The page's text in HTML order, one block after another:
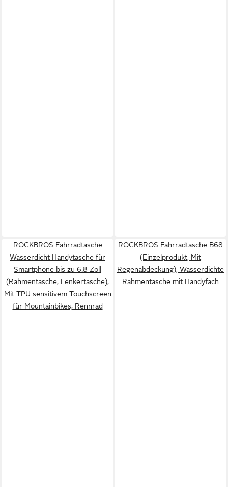
ROCKBROS Fahrradtasche
Wasserdicht Handytasche für
Smartphone bis zu 6.8 Zoll
(Rahmentasche, Lenkertasche),
Mit TPU sensitivem Touchscreen
für Mountainbikes, Rennrad
ROCKBROS Fahrradtasche B68
(Einzelprodukt, Mit
Regenabdeckung), Wasserdichte
Rahmentasche mit Handyfach